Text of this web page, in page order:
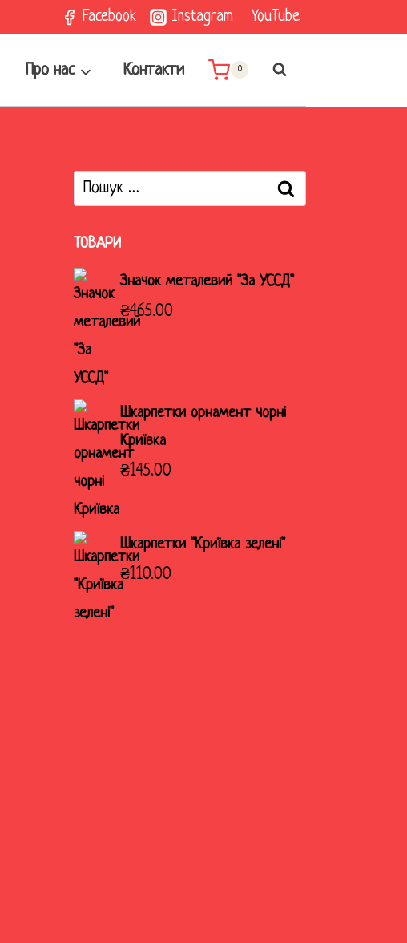
Facebook Instagram YouTube
Про нас Контакти 0
Пошук:
ТОВАРИ
Значок металевий "За УССД"
₴465.00
Шкарпетки орнамент чорні
Криївка
₴145.00
Шкарпетки "Криївка зелені"
₴110.00